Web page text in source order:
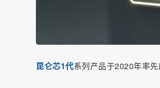
昆仑芯1代系列产品于2020年率